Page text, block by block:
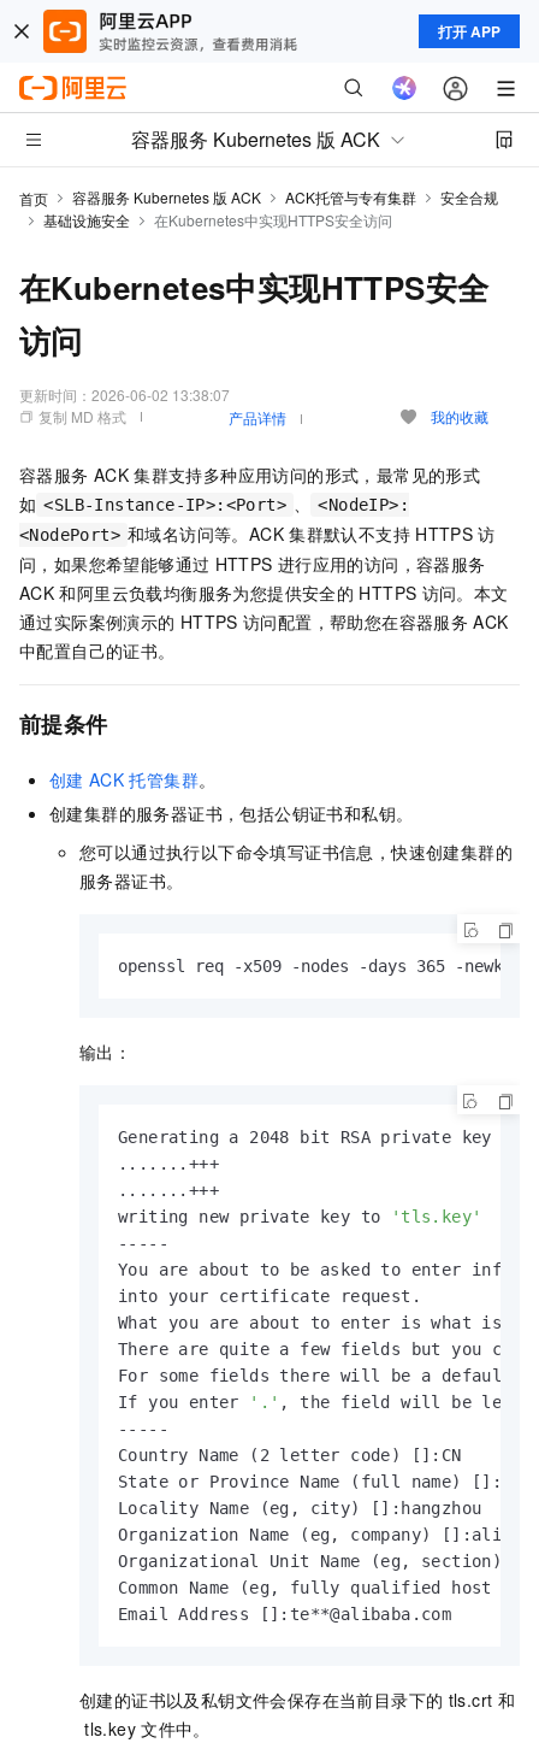
打开 APP
容器服务 Kubernetes 版 ACK
首页 容器服务 Kubernetes 版 ACK ACK托管与专有集群
安全合规
基础设施安全
在Kubernetes中实现HTTPS安全访问
在Kubernetes中实现HTTPS安全
访问
更新时间： 2026-06-02 13:38:07
复制 MD 格式
产品详情 我的收藏
容器服务 ACK 集群支持多种应用访问的形式，最常见的形式
如 <SLB-Instance-IP>:<Port> 、
<NodeIP>:
<NodePort> 和域名访问等。ACK 集群默认不支持 HTTPS 访
问，如果您希望能够通过 HTTPS 进行应用的访问，容器服务
ACK 和阿里云负载均衡服务为您提供安全的 HTTPS 访问。本文
通过实际案例演示的 HTTPS 访问配置，帮助您在容器服务 ACK
中配置自己的证书。
前提条件
创建 ACK 托管集群。
创建集群的服务器证书，包括公钥证书和私钥。
您可以通过执行以下命令填写证书信息，快速创建集群的
服务器证书。
openssl req -x509 -nodes -days 365 -
输出：
Generating a 2048 bit RSA private key
.......+++
.......+++
writing new private key to
'tls.key'
-----
You are about to be asked to enter
into your certificate request.
What you are about to enter is what is
There are quite a few fields but you can
For some fields there will be a default
If you enter
'.' , the field will be left
-----
Country Name (2 letter code) []:CN
State or Province Name (full name)
Locality Name (eg, city) []:hangzhou
Organization Name (eg, company)
Organizational Unit Name (eg, section)
Common Name (eg, fully qualified host
Email Address []:te**@alibaba.com
创建的证书以及私钥文件会保存在当前目录下的 tls.crt 和
tls.key 文件中。